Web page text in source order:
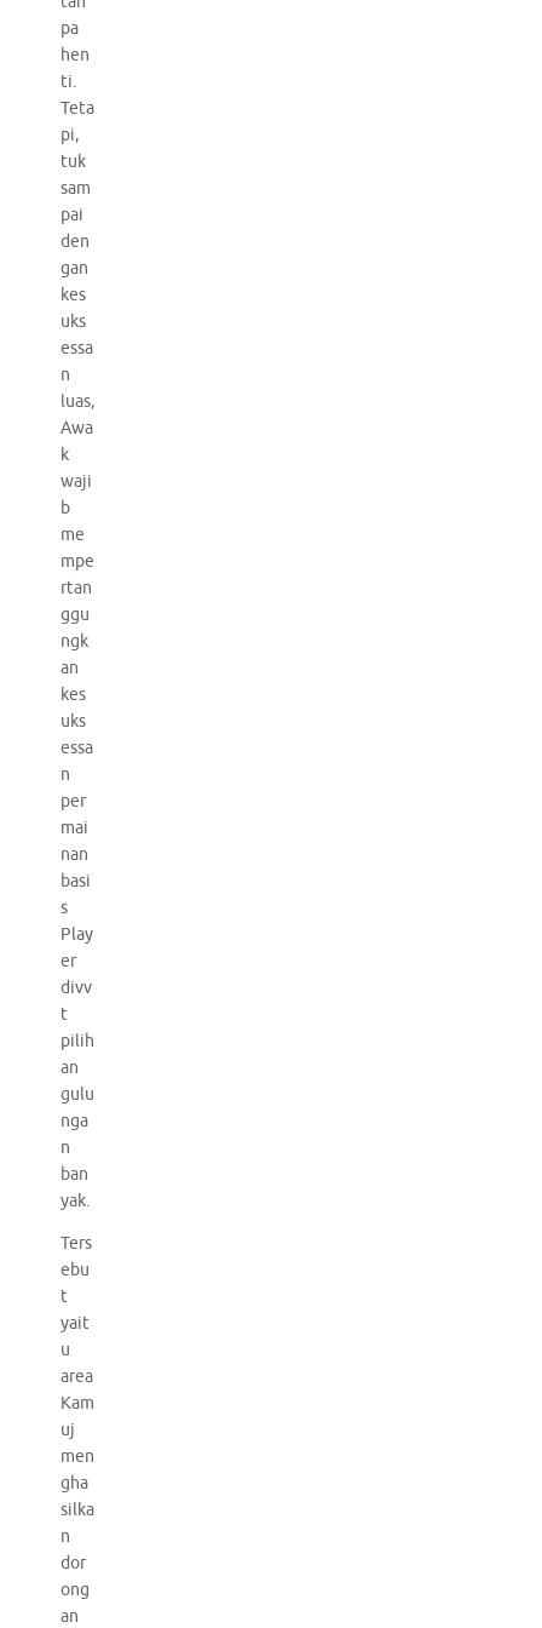
pa
hen
ti.
Teta
pi,
tuk
sam
pai
den
gan
kes
uks
essa
n
luas,
Awa
k
waji
b
me
mpe
rtan
ggu
ngk
an
kes
uks
essa
n
per
mai
nan
basi
s
Play
er
divv
t
pilih
an
gulu
nga
n
ban
yak.
Ters
ebu
t
yait
u
area
Kam
uj
men
gha
silka
n
dor
ong
an